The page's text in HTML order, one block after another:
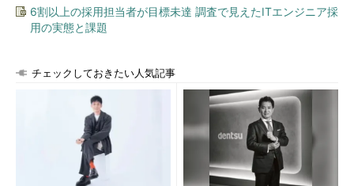
6割以上の採用担当者が目標未達 調査で見えたITエンジニア採
用の実態と課題
チェックしておきたい人気記事